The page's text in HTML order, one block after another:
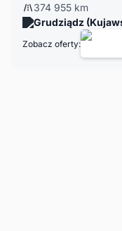
374 955 km
Grudziądz
Zobacz oferty: